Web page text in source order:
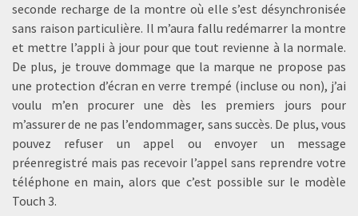
seconde recharge de la montre où elle s’est désynchronisée
sans raison particulière. Il m’aura fallu redémarrer la montre
et mettre l’appli à jour pour que tout revienne à la normale.
De plus, je trouve dommage que la marque ne propose pas
une protection d’écran en verre trempé (incluse ou non), j’ai
voulu m’en procurer une dès les premiers jours pour
m’assurer de ne pas l’endommager, sans succès. De plus, vous
pouvez refuser un appel ou envoyer un message
préenregistré mais pas recevoir l’appel sans reprendre votre
téléphone en main, alors que c’est possible sur le modèle
Touch 3.